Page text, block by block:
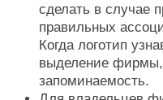
сделать в случае
правильных
Когда логотип
выделение
запоминаемость.